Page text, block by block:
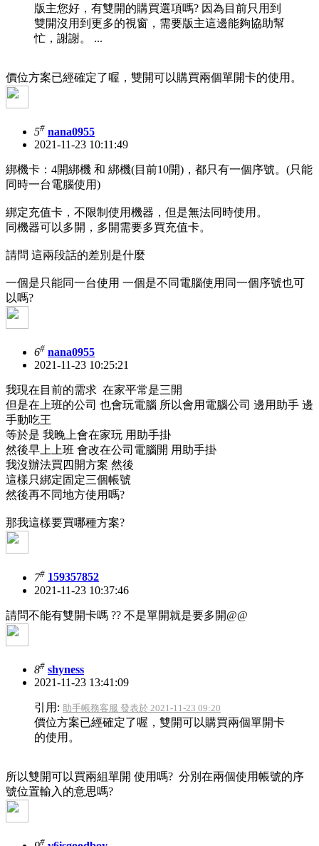
版主您好，有雙開的購買選項嗎? 因為目前只用到
雙開沒用到更多的視窗，需要版主這邊能夠協助幫
忙，謝謝。 ...
價位方案已經確定了喔，雙開可以購買兩個單開卡的使用。
5# nana0955
2021-11-23 10:11:49
綁機卡：4開綁機 和 綁機(目前10開)，都只有一個序號。(只能
同時一台電腦使用)
綁定充值卡，不限制使用機器，但是無法同時使用。
同機器可以多開，多開需要多買充值卡。
請問 這兩段話的差別是什麼
一個是只能同一台使用 一個是不同電腦使用同一個序號也可
以嗎?
6# nana0955
2021-11-23 10:25:21
我現在目前的需求 在家平常是三開
但是在上班的公司 也會玩電腦 所以會用電腦公司 邊用助手 邊
手動吃王
等於是 我晚上會在家玩 用助手掛
然後早上上班 會改在公司電腦開 用助手掛
我沒辦法買四開方案 然後
這樣只綁定固定三個帳號
然後再不同地方使用嗎?
那我這樣要買哪種方案?
7# 159357852
2021-11-23 10:37:46
請問不能有雙開卡嗎 ?? 不是單開就是要多開@@
8# shyness
2021-11-23 13:41:09
引用: 助手帳務客服 發表於 2021-11-23 09:20
價位方案已經確定了喔，雙開可以購買兩個單開卡
的使用。
所以雙開可以買兩組單開 使用嗎? 分別在兩個使用帳號的序
號位置輸入的意思嗎?
#